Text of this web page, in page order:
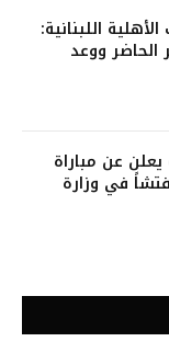
للحرب الأهلية اللبنانية:
ووعد
عن مباراة
ومفتشاً في وزارة